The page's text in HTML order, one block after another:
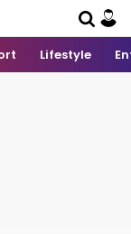
Lifestyle